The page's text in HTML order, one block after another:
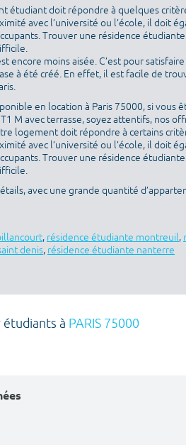
étudiant doit répondre à quelques
avec l’université ou l’école, il doit
Trouver une résidence
encore moins aisée. C’est pour
à été créé. En effet, il est facile de
en location à Paris 75000, si vous
M avec terrasse, soyez attentifs, nos
logement doit répondre à certains
avec l’université ou l’école, il doit
Trouver une résidence
avec une grande quantité
, résidence étudiante montreuil,
denis, résidence étudiante nanterre
étudiants à PARIS 75000